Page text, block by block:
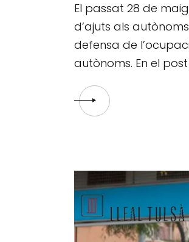
El passat 28 de
d’ajuts als
defensa de
autònoms. En el